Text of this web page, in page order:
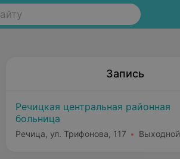
Запись
Речицкая центральная районная
больница
Речица, ул. Трифонова, 117 Выходной